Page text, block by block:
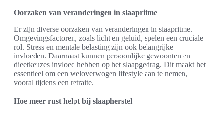
Oorzaken van veranderingen in slaapritme
Er zijn diverse oorzaken van veranderingen in slaapritme.
Omgevingsfactoren, zoals licht en geluid, spelen een cruciale
rol. Stress en mentale belasting zijn ook belangrijke
invloeden. Daarnaast kunnen persoonlijke gewoonten en
dieetkeuzes invloed hebben op het slaapgedrag. Dit maakt het
essentieel om een weloverwogen lifestyle aan te nemen,
vooral tijdens een retraite.
Hoe meer rust helpt bij slaapherstel